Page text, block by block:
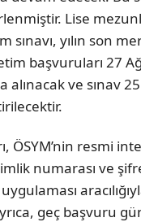
Lise
sınavı, yılın son
başvuruları 27
alınacak ve sınav
ÖSYM’nin resmi
numarası ve
geç başvuru